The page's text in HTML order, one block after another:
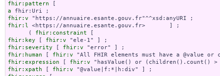
fhir:pattern
a
fhir:v
fhir:l <https://annuaire.esante.gouv.fr>       ] ;
      (
fhir:constraint
fhir:key [ fhir:v
fhir:severity [ fhir:v
fhir:human [ fhir:v
fhir:expression [ fhir:v
fhir:xpath [ fhir:v